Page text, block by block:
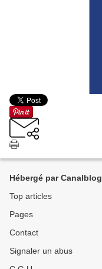
Hébergé par Canalblog
Top articles
Pages
Contact
Signaler un abus